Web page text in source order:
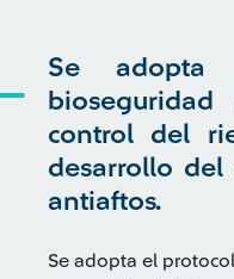
Se adopta
control del
desarrollo del
antiaftos.
Se adopta el